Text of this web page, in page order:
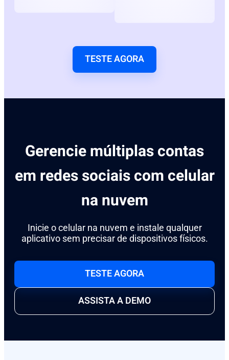
TESTE AGORA
Gerencie múltiplas contas
em redes sociais com celular
na nuvem
Inicie o celular na nuvem e instale qualquer
aplicativo sem precisar de dispositivos físicos.
TESTE AGORA
ASSISTA A DEMO